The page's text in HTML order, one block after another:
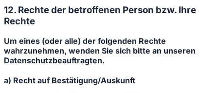
12. Rechte der betroffenen Person bzw. Ihre
Rechte
Um eines (oder alle) der folgenden Rechte
wahrzunehmen, wenden Sie sich bitte an unseren
Datenschutzbeauftragten.
a) Recht auf Bestätigung/Auskunft